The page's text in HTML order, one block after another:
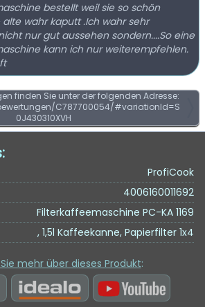
bestellt weil sie so schön
wahr kaputt .Ich wahr sehr
nur gut aussehen sondern....So eine
kann ich nur weiterempfehlen.
finden Sie unter der folgenden Adresse:
C787700054/#variationId=S
0J430310XVH
ProfiCook
4006160011692
Filterkaffeemaschine PC-KA 1169
, 1,5l Kaffeekanne, Papierfilter 1x4
mehr über dieses Produkt: